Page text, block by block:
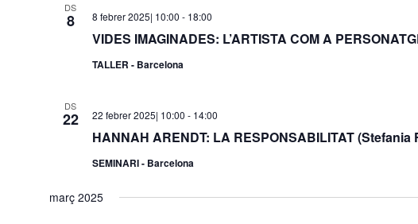
DS
8
VIDES IMAGINADES: L’ARTISTA COM A
8 febrer 2025| 10:00 - 18:00
TALLER - Barcelona
DS
22
HANNAH ARENDT: LA RESPONSABILITAT (Stefania
22 febrer 2025| 10:00 - 14:00
SEMINARI - Barcelona
març 2025